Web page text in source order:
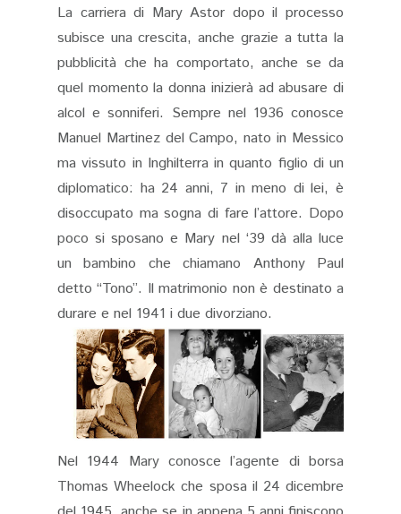
La carriera di Mary Astor dopo il processo
subisce una crescita, anche grazie a tutta la
pubblicità che ha comportato, anche se da
quel momento la donna inizierà ad abusare di
alcol e sonniferi. Sempre nel 1936 conosce
Manuel Martinez del Campo, nato in Messico
ma vissuto in Inghilterra in quanto figlio di un
diplomatico: ha 24 anni, 7 in meno di lei, è
disoccupato ma sogna di fare l’attore. Dopo
poco si sposano e Mary nel ‘39 dà alla luce
un bambino che chiamano Anthony Paul
detto “Tono”. Il matrimonio non è destinato a
durare e nel 1941 i due divorziano.
Nel 1944 Mary conosce l’agente di borsa
Thomas Wheelock che sposa il 24 dicembre